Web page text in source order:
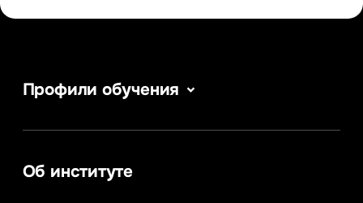
Профили обучения
Сервис в сфере туризма и гостеприимства
аналитика
Управление в сфере коммерческой
Об институте